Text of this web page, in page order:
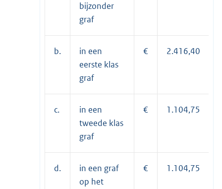
bijzonder
graf
b.
in een
eerste klas
graf
€ 2.416,40
c.
in een
tweede klas
graf
€ 1.104,75
d.
in een graf
op het
€ 1.104,75